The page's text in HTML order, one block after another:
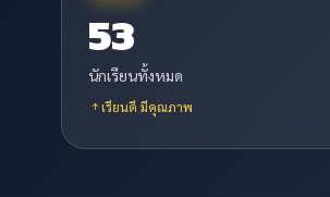
53
นักเรียนทั้งหมด
เรียนดี มีคุณภาพ